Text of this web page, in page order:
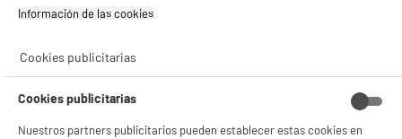
★★★★★
★★★★★
Plancha inalámbrica VALBERG GLIDE R5 WIRELES
22
Información de las cookies‎
Cookies publicitarias
Cookies publicitarias
Nuestros partners publicitarios pueden establecer estas cookies en